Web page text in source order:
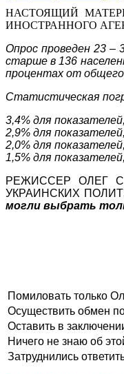
НАСТОЯЩИЙ
ИНОСТРАННОГО
Опрос проведен 23 –
старше в 136
процентах от
Статистическая
3,4% для
2,9% для
2,0% для
1,5% для
РЕЖИССЕР ОЛЕГ
УКРАИНСКИХ
могли выбрать
Помиловать только
Осуществить обмен
Оставить в
Ничего не знаю об
Затруднились